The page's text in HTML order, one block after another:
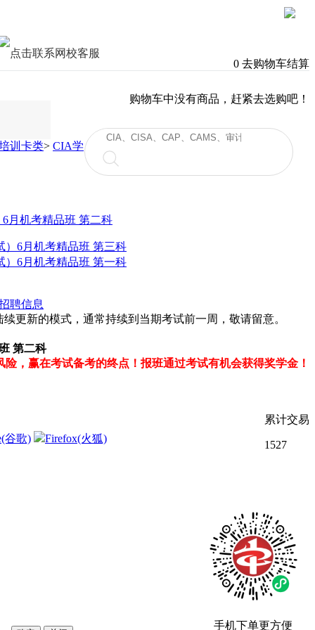
0 去购物车结算
购物车中没有商品，赶紧去选购吧！
训卡类> CIA学
聘信息
更新的模式，通常持续到当期考试前一周，敬请留意。
第二科
，赢在考试备考的终点！报班通过考试有机会获得奖学金！
累计交易
1527
谷歌) Firefox(火狐)
手机下单更方便
）6月机考精品班 第三科
）6月机考精品班 第一科